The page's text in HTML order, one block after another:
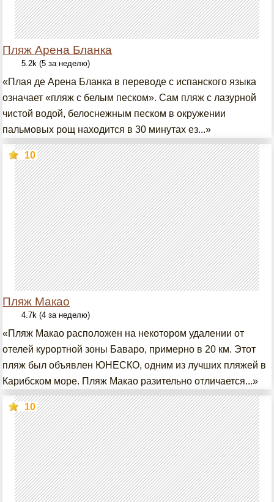
Пляж Арена Бланка
5.2k (5 за неделю)
«Плая де Арена Бланка в переводе с испанского языка
означает «пляж с белым песком». Сам пляж с лазурной
чистой водой, белоснежным песком в окружении
пальмовых рощ находится в 30 минутах ез...»
Пляж Макао
10
4.7k (4 за неделю)
«Пляж Макао расположен на некотором удалении от
отелей курортной зоны Баваро, примерно в 20 км. Этот
пляж был объявлен ЮНЕСКО, одним из лучших пляжей в
Карибском море. Пляж Макао разительно отличается...»
10